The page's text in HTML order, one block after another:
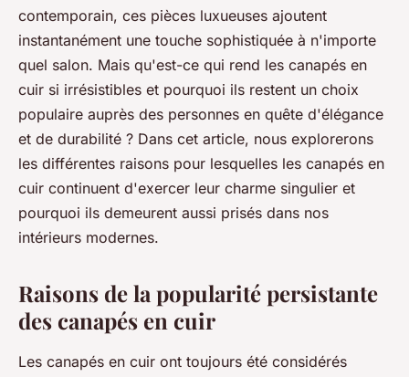
contemporain, ces pièces luxueuses ajoutent
instantanément une touche sophistiquée à n'importe
quel salon. Mais qu'est-ce qui rend les canapés en
cuir si irrésistibles et pourquoi ils restent un choix
populaire auprès des personnes en quête d'élégance
et de durabilité ? Dans cet article, nous explorerons
les différentes raisons pour lesquelles les canapés en
cuir continuent d'exercer leur charme singulier et
pourquoi ils demeurent aussi prisés dans nos
intérieurs modernes.
Raisons de la popularité persistante
des canapés en cuir
Les canapés en cuir ont toujours été considérés